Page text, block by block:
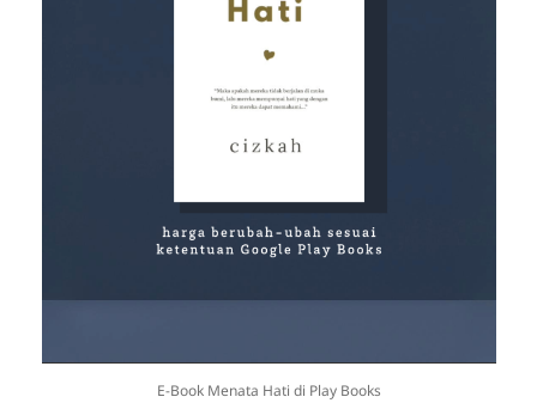
E-Book Menata Hati di Play Books